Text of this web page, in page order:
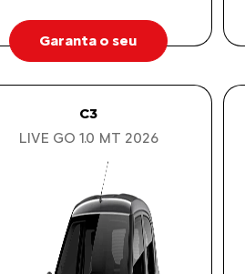
Garanta o seu
C3
LIVE GO 1.0 MT 2026